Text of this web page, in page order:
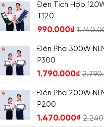
Đèn Tích Hợp
T120
990.000₫
Đèn Pha 300W
P300
1.790.000₫
Đèn Pha 200W
P200
1.470.000₫